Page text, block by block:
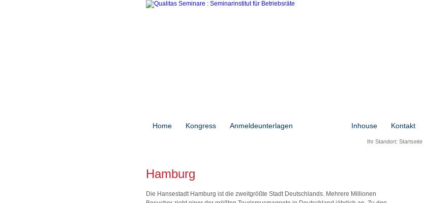
Home Kongress Anmeldeunterlagen Inhouse Kontakt
Ihr Standort: Startseite
Hamburg
Die Hansestadt Hamburg ist die zweitgrößte Stadt Deutschlands. Mehrere Millionen